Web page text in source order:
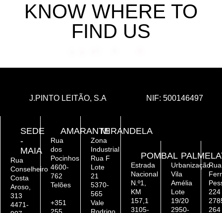
KNOW WHERE TO
FIND US
J.PINTO LEITÃO, S.A NIF: 500146497
SEDE
-
MAIA
Rua
Conselheiro
Costa
Aroso,
313
4471-
AMARANTE
Rua
dos
Pocinhos
4600-
762
Telões
+351
MIRANDELA
Zona
Industrial
Rua F
Lote
21
5370-
565
Vale
POMBAL
Estrada
Nacional
N.º1,
KM
157,1
3105-
PALMELA
Urbanização
Vila
Amélia
Lote
19/20
2950-
Rua
224
264